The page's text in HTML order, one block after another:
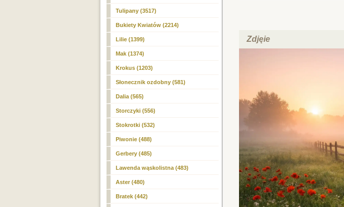
Tulipany (3517)
Bukiety Kwiatów (2214)
Lilie (1399)
Mak (1374)
Krokus (1203)
Słonecznik ozdobny (581)
Dalia (565)
Storczyki (556)
Stokrotki (532)
Piwonie (488)
Gerbery (485)
Lawenda wąskolistna (483)
Aster (480)
Bratek (442)
Zdjęie